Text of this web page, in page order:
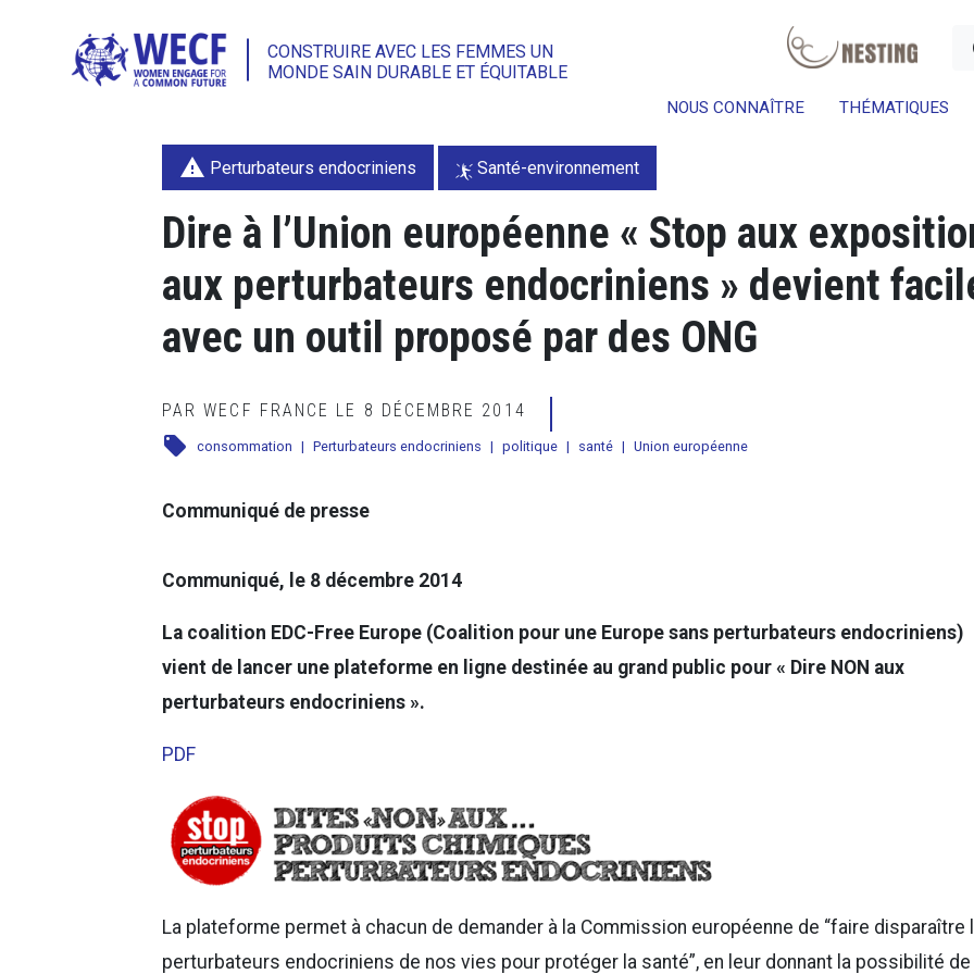
CONSTRUIRE AVEC LES FEMMES UN
MONDE SAIN DURABLE ET ÉQUITABLE
NOUS CONNAÎTRE THÉMATIQUES
warning Perturbateurs endocriniens Santé-environnement
Dire à l’Union européenne « Stop aux
aux perturbateurs endocriniens » devient
avec un outil proposé par des ONG
PAR WECF FRANCE LE 8 DÉCEMBRE 2014
local_offer consommation | Perturbateurs endocriniens | politique | santé | Union européenne
Communiqué de presse
Communiqué, le 8 décembre 2014
La coalition EDC-Free Europe (Coalition pour une Europe sans perturbateurs endocriniens)
vient de lancer une plateforme en ligne destinée au grand public pour « Dire NON aux
perturbateurs endocriniens ».
PDF
La plateforme permet à chacun de demander à la Commission européenne de “faire disparaître
perturbateurs endocriniens de nos vies pour protéger la santé”, en leur donnant la possibilité de